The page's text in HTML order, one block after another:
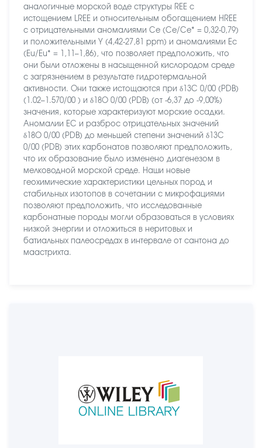
аналогичные морской воде структуры REE с
истощением LREE и относительным обогащением HREE
с отрицательными аномалиями Ce (Ce/Ce* = 0,32-0,79)
и положительными Y (4,42-27,81 ppm) и аномалиями Ес
(Eu/Eu* = 1,11–1,86), что позволяет предположить, что
они были отложены в насыщенной кислородом среде
с загрязнением в результате гидротермальной
активности. Они также истощаются при δ13C 0/00 (PDB)
(1.02–1.570/00 ) и δ18O 0/00 (PDB) (от -6,37 до -9,00%)
значения, которые характеризуют морские осадки.
Аномалии ЕС и разброс отрицательных значений
δ18O 0/00 (PDB) до меньшей степени значений δ13C
0/00 (PDB) этих карбонатов позволяют предположить,
что их образование было изменено диагенезом в
мелководной морской среде. Наши новые
геохимические характеристики цельных пород и
стабильных изотопов в сочетании с микрофациями
позволяют предположить, что исследованные
карбонатные породы могли образоваться в условиях
низкой энергии и отложиться в неритовых и
батиальных палеосредах в интервале от сантона до
маастрихта.